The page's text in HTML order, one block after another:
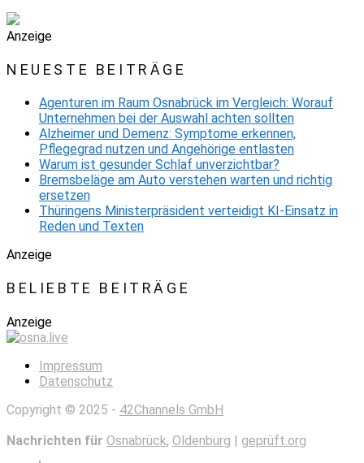
Anzeige
NEUESTE BEITRÄGE
Agenturen im Raum Osnabrück im Vergleich: Worauf
Unternehmen bei der Auswahl achten sollten
Alzheimer und Demenz: Symptome erkennen,
Pflegegrad nutzen und Angehörige entlasten
Warum ist gesunder Schlaf unverzichtbar?
Bremsbeläge am Auto verstehen warten und richtig
ersetzen
Thüringens Ministerpräsident verteidigt KI-Einsatz in
Reden und Texten
Anzeige
BELIEBTE BEITRÄGE
Anzeige
Impressum
Datenschutz
Copyright © 2025 - 42Channels GmbH
Nachrichten für Osnabrück, Oldenburg | geprüft.org